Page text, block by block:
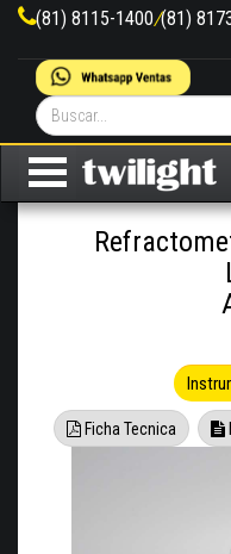
(81) 8115-1400/(81)
Ficha Tecnica